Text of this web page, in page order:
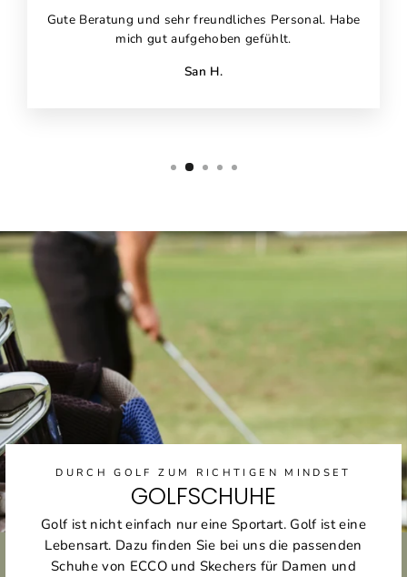
Gute Beratung und sehr freundliches Personal. Habe
mich gut aufgehoben gefühlt.
San H.
DURCH GOLF ZUM RICHTIGEN MINDSET
GOLFSCHUHE
Golf ist nicht einfach nur eine Sportart. Golf ist eine
Lebensart. Dazu finden Sie bei uns die passenden
Schuhe von ECCO und Skechers für Damen und